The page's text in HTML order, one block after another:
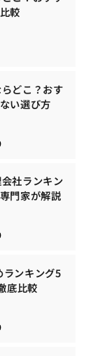
較
どこ？おす
い選び方
社ランキン
門家が解説
ランキング5
底比較